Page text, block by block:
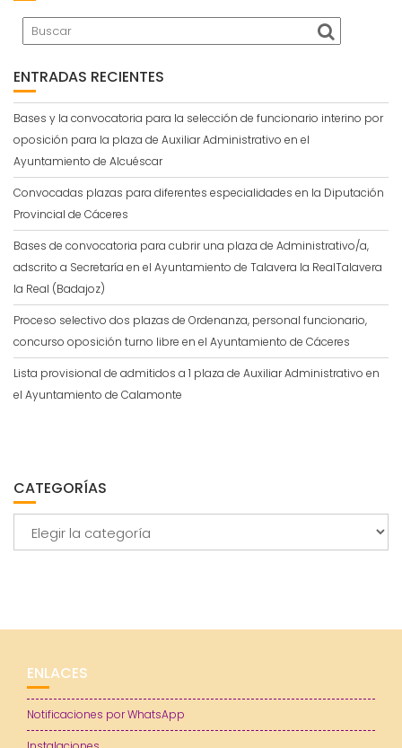
ENTRADAS RECIENTES
Bases y la convocatoria para la selección de funcionario interino por
oposición para la plaza de Auxiliar Administrativo en el
Ayuntamiento de Alcuéscar
Convocadas plazas para diferentes especialidades en la Diputación
Provincial de Cáceres
Bases de convocatoria para cubrir una plaza de Administrativo/a,
adscrito a Secretaría en el Ayuntamiento de Talavera la RealTalavera
la Real (Badajoz)
Proceso selectivo dos plazas de Ordenanza, personal funcionario,
concurso oposición turno libre en el Ayuntamiento de Cáceres
Lista provisional de admitidos a 1 plaza de Auxiliar Administrativo en
el Ayuntamiento de Calamonte
CATEGORÍAS
ENLACES
Notificaciones por WhatsApp